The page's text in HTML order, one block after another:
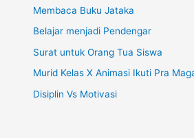
Membaca Buku Jataka
Belajar menjadi Pendengar
Surat untuk Orang Tua Siswa
Murid Kelas X Animasi Ikuti Pra
Disiplin Vs Motivasi